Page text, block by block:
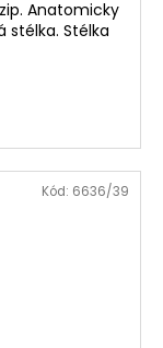
Anatomicky
stélka. Stélka
Kód: 6636/39